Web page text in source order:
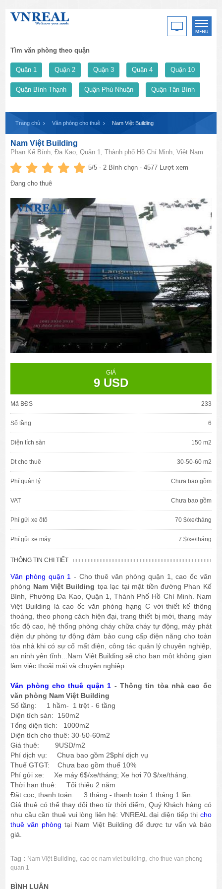
Tìm văn phòng theo quận
Quận 1 Quận 2 Quận 3 Quận 4 Quận 10
Quận Bình Thạnh Quận Phú Nhuận Quận Tân Bình
Trang chủ Văn phòng cho thuê Nam Việt Building
Nam Việt Building
Phan Kế Bính, Đa Kao, Quận 1, Thành phố Hồ Chí Minh, Việt Nam
5/5 -2 Bình chọn - 4577 Lượt xem
Đang cho thuê
GIÁ
9 USD
Mã BĐS 233
Số tầng 6
Diện tích sàn 150 m2
Dt cho thuê 30-50-60 m2
Phí quản lý Chưa bao gồm
VAT Chưa bao gồm
Phí gửi xe ôtô 70 $/xe/tháng
Phí gửi xe máy 7 $/xe/tháng
THÔNG TIN CHI TIẾT
Văn phòng quận 1 - Cho thuê văn phòng quận 1, cao ốc văn
phòng Nam Việt Building tọa lạc tại mặt tiền đường Phan Kế
Bính, Phường Đa Kao, Quận 1, Thành Phố Hồ Chí Minh. Nam
Việt Building là cao ốc văn phòng hạng C với thiết kế thông
thoáng, theo phong cách hiện đại, trang thiết bị mới, thang máy
tốc độ cao, hệ thống phòng cháy chữa cháy tự động, máy phát
điện dự phòng tự động đảm bảo cung cấp điện năng cho toàn
tòa nhà khi có sự cố mất điện, công tác quản lý chuyên nghiệp,
an ninh yên tĩnh...Nam Việt Building sẽ cho bạn một không gian
làm việc thoải mái và chuyên nghiệp.
Văn phòng cho thuê quận 1 - Thông tin tòa nhà cao ốc
văn phòng Nam Việt Building
Số tầng: 1 hầm- 1 trệt - 6 tầng
Diện tích sàn: 150m2
Tổng diện tích: 1000m2
Diện tích cho thuê: 30-50-60m2
Giá thuê: 9USD/m2
Phí dịch vụ: Chưa bao gồm 2$phí dịch vụ
Thuế GTGT: Chưa bao gồm thuế 10%
Phí gửi xe: Xe máy 6$/xe/tháng; Xe hơi 70 $/xe/tháng.
Thời hạn thuê: Tối thiểu 2 năm
Đặt cọc, thanh toán: 3 tháng - thanh toán 1 tháng 1 lần.
Giá thuê có thể thay đổi theo từ thời điểm, Quý Khách hàng có
nhu cầu cần thuê vui lòng liên hệ: VNREAL đại diện tiếp thị cho
thuê văn phòng tại Nam Việt Building để được tư vấn và báo
giá.
Tag : Nam Việt Building,cao oc nam viet building,cho thue van phong
quan 1
BÌNH LUẬN